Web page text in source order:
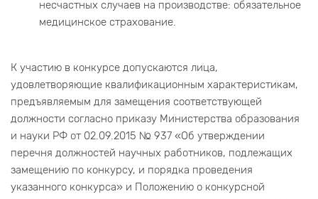
несчастных случаев на производстве: обязательное
медицинское страхование.
К участию в конкурсе допускаются лица,
удовлетворяющие квалификационным характеристикам,
предъявляемым для замещения соответствующей
должности согласно приказу Министерства образования
и науки РФ от 02.09.2015 № 937 «Об утверждении
перечня должностей научных работников, подлежащих
замещению по конкурсу, и порядка проведения
указанного конкурса» и Положению о конкурсной